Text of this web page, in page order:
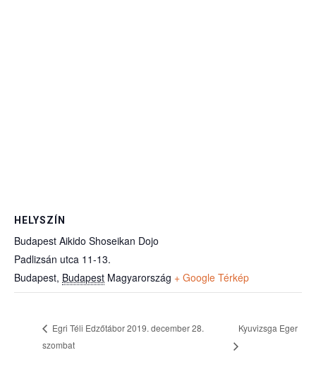
HELYSZÍN
Budapest Aikido Shoseikan Dojo
Padlizsán utca 11-13.
Budapest, Budapest Magyarország + Google Térkép
Egri Téli Edzőtábor 2019. december 28.
szombat
Kyuvizsga Eger